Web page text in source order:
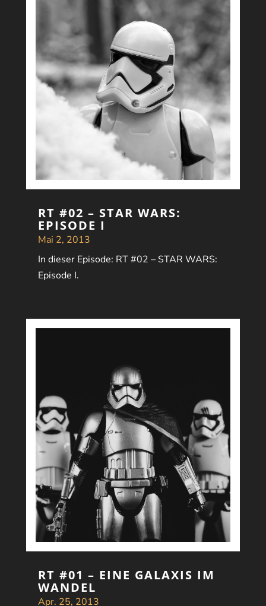
RT #02 – STAR WARS:
EPISODE I
Mai 2, 2013
In dieser Episode: RT #02 – STAR WARS:
Episode I.
RT #01 – EINE GALAXIS IM
WANDEL
Apr. 25, 2013